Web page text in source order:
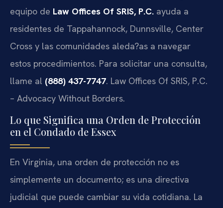
equipo de Law Offices Of SRIS, P.C. ayuda a
residentes de Tappahannock, Dunnsville, Center
Cross y las comunidades aleda?as a navegar
estos procedimientos. Para solicitar una consulta,
llame al (888) 437-7747. Law Offices Of SRIS, P.C.
– Advocacy Without Borders.
Lo que Significa una Orden de Protección
en el Condado de Essex
En Virginia, una orden de protección no es
simplemente un documento; es una directiva
judicial que puede cambiar su vida cotidiana. La